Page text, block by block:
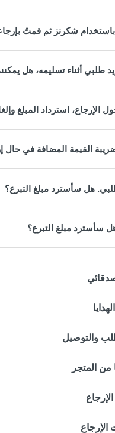
شكرنز ثم قمتُ
طلبي أثناء تسليمه، هل
الإرجاع، استرداد المبلغ
القيمة المضافة في حال
هل سأسترد مبلغ التبرع؟
سأسترد مبلغ التبرع؟
والتوصيل
من المتجر
الإرجاع